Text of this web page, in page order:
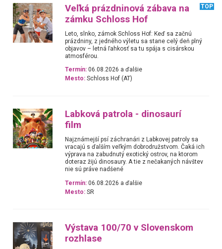
Veľká prázdninová zábava na
zámku Schloss Hof
TOP
Leto, slnko, zámok Schloss Hof: Keď sa začnú
prázdniny, z jedného výletu sa stane celý deň plný
objavov – letná ľahkosť sa tu spája s cisárskou
atmosférou.
Termín: 06.08.2026 a ďalšie
Mesto: Schloss Hof (AT)
Labková patrola - dinosaurí
film
Najznámejší psí záchranári z Labkovej patroly sa
vracajú s ďalším veľkým dobrodružstvom. Čaká ich
výprava na zabudnutý exotický ostrov, na ktorom
doteraz žijú dinosaury. A tie z nečakaných návštev
nie sú práve nadšené
Termín: 06.08.2026 a ďalšie
Mesto: SR
Výstava 100/70 v Slovenskom
rozhlase